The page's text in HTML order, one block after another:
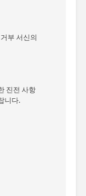
부 서신의
진전 사항
니다.